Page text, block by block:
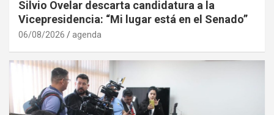
Silvio Ovelar descarta candidatura a la
Vicepresidencia: “Mi lugar está en el Senado”
06/08/2026 agenda